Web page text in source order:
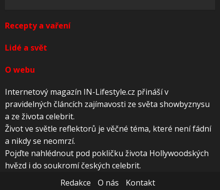
Recepty a vaření
Lidé a svět
O webu
Internetový magazín IN-Lifestyle.cz přináší v
pravidelných článcích zajímavosti ze světa showbyznysu
a ze života celebrit.
Život ve světle reflektorů je věčné téma, které není fádní
a nikdy se neomrzí.
Pojďte nahlédnout pod pokličku života Hollywoodských
hvězd i do soukromí českých celebrit.
Redakce
O nás
Kontakt